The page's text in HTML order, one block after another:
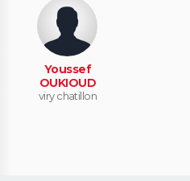
Youssef
OUKIOUD
viry chatillon